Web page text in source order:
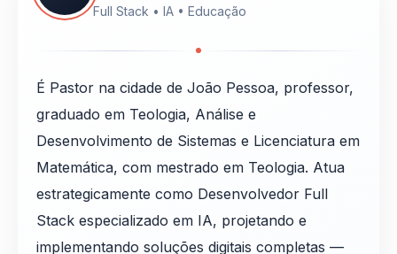
Full Stack • IA • Educação
É Pastor na cidade de João Pessoa, professor,
graduado em Teologia, Análise e
Desenvolvimento de Sistemas e Licenciatura em
Matemática, com mestrado em Teologia. Atua
estrategicamente como Desenvolvedor Full
Stack especializado em IA, projetando e
implementando soluções digitais completas —